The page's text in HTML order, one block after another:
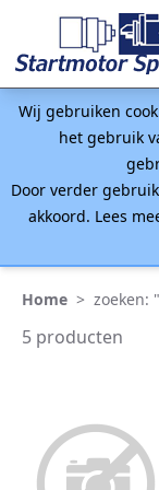
Wij gebruiken
het gebruik
Door verder
akkoord. Lees
Home > zoeken:
5 producten